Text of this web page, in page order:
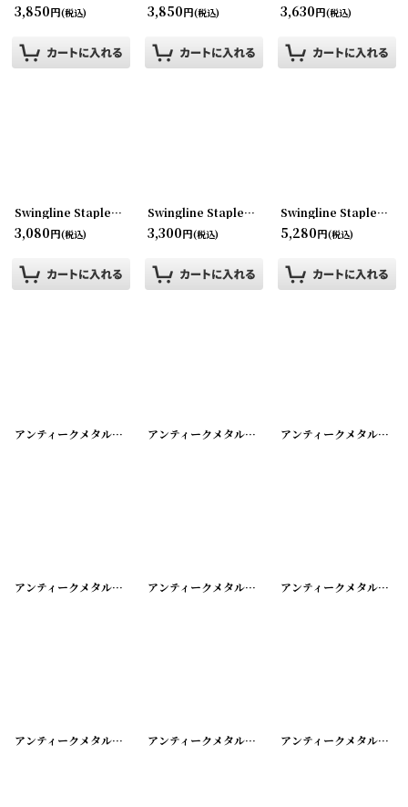
3,850円(税込) 3,850円(税込) 3,630円(税込)
Swingline Stapler ホッチキス [180614-11]
3,080円(税込)
Swingline Stapler ホッチキス NO711 [180614-10
3,300円(税込)
Swingline Stapler ホッチキス No３
5,280円(税込)
アンティークメタルスタンプ COLLAGE OF ST.FRANCIS [20240606-01
アンティークメタルスタンプ FITZGERALD'S アンティークメタルスタンプ FOLGER ADAM CO.
アンティークメタルスタンプ FOR DEFENSE BUY [20240606-09]
アンティークメタルスタンプ JOLIET FEDERAL SAVINGS アンティークメタルスタンプ AMBASSADOR
アンティークメタルスタンプ FOLGER ADAM CO. [20240606-14]
アンティークメタルスタンプ タウ フリーメイソン アンティークメタルスタンプ UR KNIGHT OF PYTHIAS F C B